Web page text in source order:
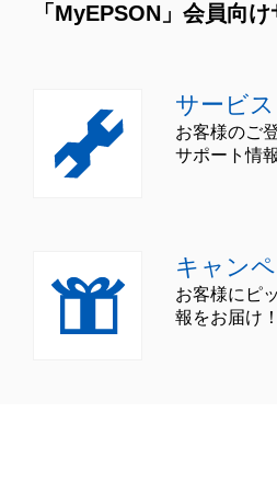
「MyEPSON」会員向
サービ
お客様のご
サポート情
キャン
お客様にピ
報をお届け！